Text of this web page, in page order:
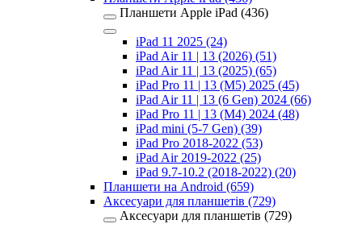
Планшети Apple iPad (436)
iPad 11 2025 (24)
iPad Air 11 | 13 (2026) (51)
iPad Air 11 | 13 (2025) (65)
iPad Pro 11 | 13 (M5) 2025 (45)
iPad Air 11 | 13 (6 Gen) 2024 (66)
iPad Pro 11 | 13 (M4) 2024 (48)
iPad mini (5-7 Gen) (39)
iPad Pro 2018-2022 (53)
iPad Air 2019-2022 (25)
iPad 9.7-10.2 (2018-2022) (20)
Планшети на Android (659)
Аксесуари для планшетів (729)
Аксесуари для планшетів (729)